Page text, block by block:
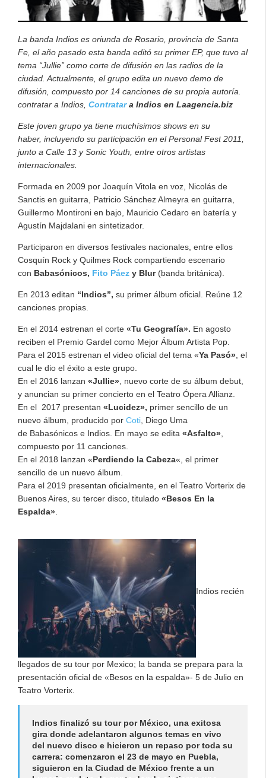
La banda Indios es oriunda de Rosario, provincia de Santa
Fe, el año pasado esta banda editó su primer EP, que tuvo al
tema “Jullie” como corte de difusión en las radios de la
ciudad. Actualmente, el grupo edita un nuevo demo de
difusión, compuesto por 14 canciones de su propia autoría
contratar a Indios, Contratara Indios en Laagencia.biz
Este joven grupo ya tiene muchísimos shows en su
haber, incluyendo su participación en el Personal Fest 2011,
junto a Calle 13 y Sonic Youth, entre otros artistas
internacionales.
Formada en 2009 por Joaquín Vitola en voz, Nicolás de
Sanctis en guitarra, Patricio Sánchez Almeyra en guitarra,
Guillermo Montironi en bajo, Mauricio Cedaro en batería y
Agustín Majdalani en sintetizador.
Participaron en diversos festivales nacionales, entre ellos
Cosquín Rock y Quilmes Rock compartiendo escenario
con Babasónicos, Fito Páez y Blur(banda británica).
En 2013 editan “Indios”, su primer álbum oficial. Reúne 12
canciones propias.
En el 2014 estrenan el corte «Tu Geografía». En agosto
reciben el Premio Gardel como Mejor Álbum Artista Pop.
Para el 2015 estrenan el video oficial del tema «Ya Pasó» , el
cual le dio el éxito a este grupo.
En el 2016 lanzan «Jullie» , nuevo corte de su álbum debut,
y anuncian su primer concierto en el Teatro Ópera Allianz.
En el 2017 presentan «Lucidez», primer sencillo de un
nuevo álbum, producido por Coti , Diego Uma
de Babasónicos e Indios. En mayo se edita «Asfalto»
compuesto por 11 canciones.
En el 2018 lanzan «Perdiendo la Cabeza«, el primer
sencillo de un nuevo álbum.
Para el 2019 presentan oficialmente, en el Teatro Vorterix de
Buenos Aires, su tercer disco, titulado «Besos En la
Espalda»
Indios recién
llegados de su tour por Mexico; la banda se prepara para la
presentación oficial de «Besos en la espalda»- 5 de Julio en
Teatro Vorterix.
Indios finalizó su tour por México, una exitosa
gira donde adelantaron algunos temas en vivo
del nuevo disco e hicieron un repaso por toda su
carrera: comenzaron el 23 de mayo en Puebla,
siguieron en la Ciudad de México frente a un